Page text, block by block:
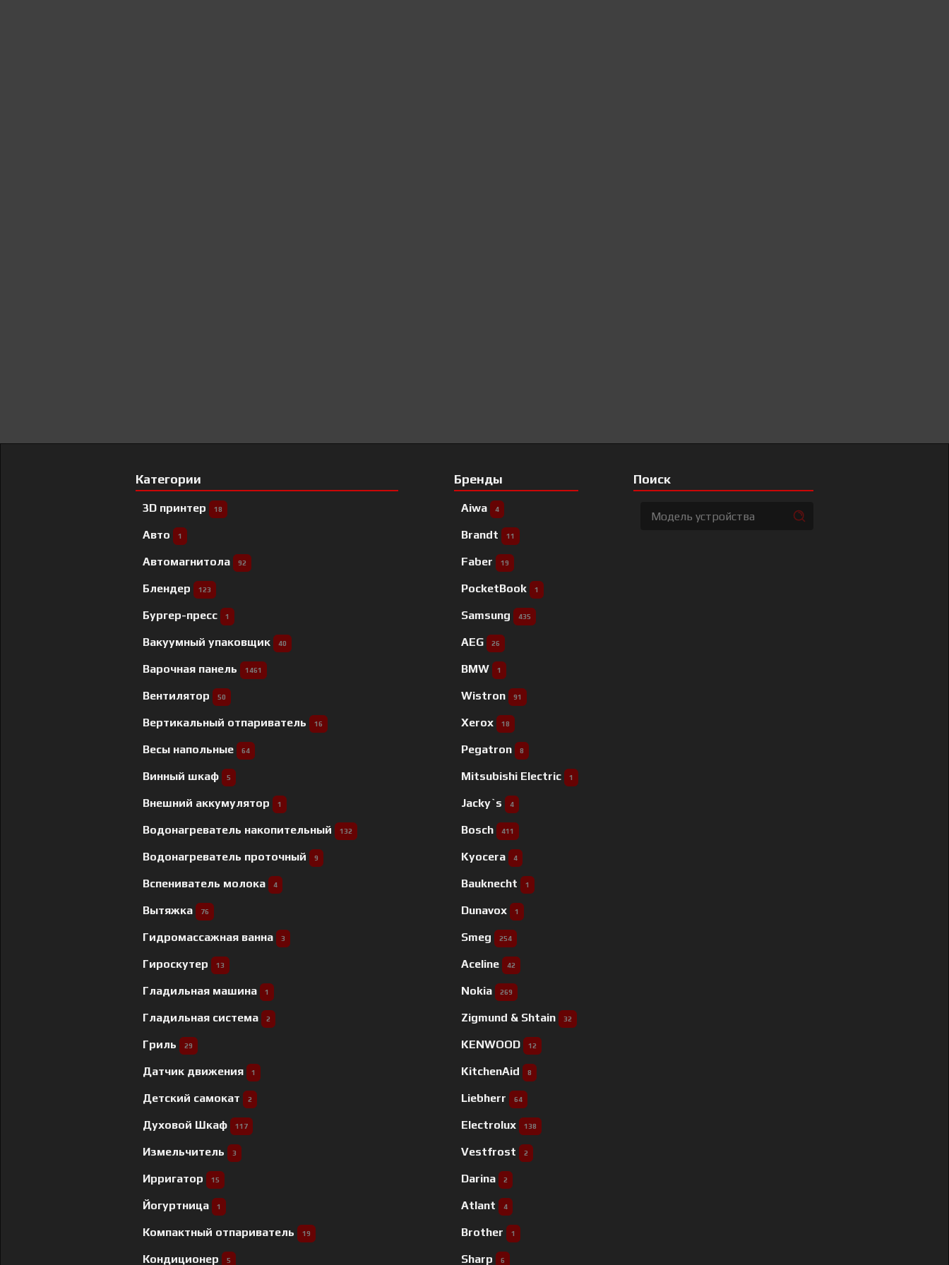
Категории
3D принтер 18
Авто 1
Автомагнитола 92
Блендер 123
Бургер-пресс 1
Вакуумный упаковщик 40
Варочная панель 1461
Вентилятор 50
Вертикальный отпариватель 16
Весы напольные 64
Винный шкаф 5
Внешний аккумулятор 1
Водонагреватель накопительный 132
Водонагреватель проточный 9
Вспениватель молока 4
Вытяжка 76
Гидромассажная ванна 3
Гироскутер 13
Гладильная машина 1
Гладильная система 2
Гриль 29
Датчик движения 1
Детский самокат 2
Духовой Шкаф 117
Измельчитель 3
Ирригатор 15
Йогуртница 1
Компактный отпариватель 19
Кондиционер 5
Бренды
Aiwa 4
Brandt 11
Faber 19
PocketBook 1
Samsung 435
AEG 26
BMW 1
Wistron 91
Xerox 18
Pegatron 8
Mitsubishi Electric 1
Jacky`s 4
Bosch 411
Kyocera 4
Bauknecht 1
Dunavox 1
Smeg 254
Aceline 42
Nokia 269
Zigmund & Shtain 32
KENWOOD 12
KitchenAid 8
Liebherr 64
Electrolux 138
Vestfrost 2
Darina 2
Atlant 4
Brother 1
Sharp 6
Поиск